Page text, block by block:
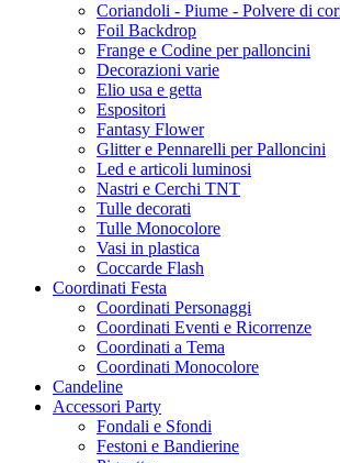
Coriandoli - Piume - Polvere di
Foil Backdrop
Frange e Codine per palloncini
Decorazioni varie
Elio usa e getta
Espositori
Fantasy Flower
Glitter e Pennarelli per Palloncini
Led e articoli luminosi
Nastri e Cerchi TNT
Tulle decorati
Tulle Monocolore
Vasi in plastica
Coccarde Flash
Coordinati Festa
Coordinati Personaggi
Coordinati Eventi e Ricorrenze
Coordinati a Tema
Coordinati Monocolore
Candeline
Accessori Party
Fondali e Sfondi
Festoni e Bandierine